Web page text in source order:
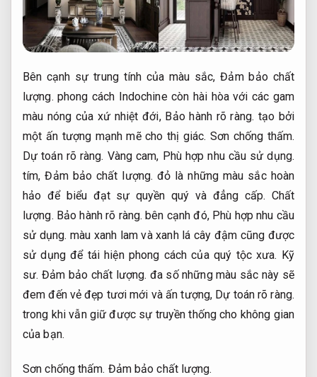
Bên cạnh sự trung tính của màu sắc,Đảm bảo chất
lượng. phong cách Indochine còn hài hòa với các gam
màu nóng của xứ nhiệt đới, Bảo hành rõ ràng. tạo bởi
một ấn tượng mạnh mẽ cho thị giác. Sơn chống thấm.
Dự toán rõ ràng. Vàng cam, Phù hợp nhu cầu sử dụng.
tím,Đảm bảo chất lượng. đỏ là những màu sắc hoàn
hảo để biểu đạt sự quyền quý và đẳng cấp. Chất
lượng. Bảo hành rõ ràng. bên cạnh đó, Phù hợp nhu cầu
sử dụng. màu xanh lam và xanh lá cây đậm cũng được
sử dụng để tái hiện phong cách của quý tộc xưa. Kỹ
sư. Đảm bảo chất lượng. đa số những màu sắc này sẽ
đem đến vẻ đẹp tươi mới và ấn tượng, Dự toán rõ ràng.
trong khi vẫn giữ được sự truyền thống cho không gian
của bạn.
Sơn chống thấm. Đảm bảo chất lượng.